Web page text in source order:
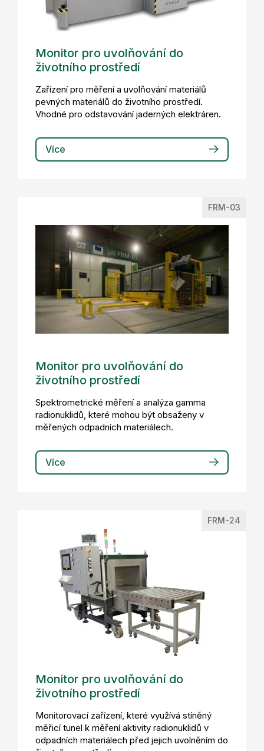
Monitor pro uvolňování do
životního prostředí
Zařízení pro měření a uvolňování materiálů
pevných materiálů do životního prostředí.
Vhodné pro odstavování jaderných elektráren.
Více
FRM-03
Monitor pro uvolňování do
životního prostředí
Spektrometrické měření a analýza gamma
radionuklidů, které mohou být obsaženy v
měřených odpadních materiálech.
Více
FRM-24
Monitor pro uvolňování do
životního prostředí
Monitorovací zařízení, které využívá stíněný
měřicí tunel k měření aktivity radionuklidů v
odpadních materiálech před jejich uvolněním do